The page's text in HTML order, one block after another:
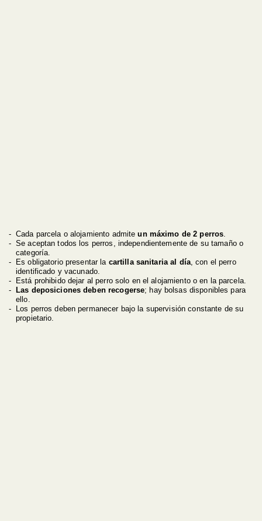
Cada parcela o alojamiento admiteun máximo de 2 perros.
Se aceptan todos los perros, independientemente de su tamaño o
categoría.
Es obligatorio presentar la cartilla sanitaria al día, con el perro
identificado y vacunado.
Está prohibido dejar al perro solo en el alojamiento o en la parcela.
Las deposiciones deben recogerse; hay bolsas disponibles para
ello.
Los perros deben permanecer bajo la supervisión constante de su
propietario.